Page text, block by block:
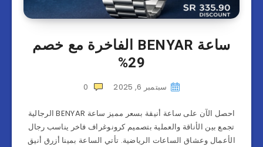
ساعة BENYAR الفاخرة مع خصم
29%
سبتمبر 6, 2025 0
احصل الآن على ساعة أنيقة بسعر مميز ساعة BENYAR الرجالية
تجمع بين الأناقة والعملية بتصميم كرونوغراف فاخر يناسب رجال
الأعمال وعشاق الساعات الرياضية. تأتي الساعة بمينا أزرق أنيق